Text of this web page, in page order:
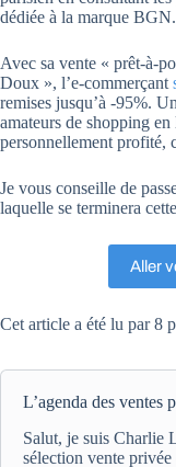
dédiée à la marque BGN.
Avec sa vente « prêt-à-
Doux », l’e-commerçant
remises jusqu’à -95%.
amateurs de shopping
personnellement profité,
Je vous conseille de
laquelle se terminera
Aller
Cet article a été lu par 8
L’agenda des ventes
Salut, je suis Charlie
sélection vente